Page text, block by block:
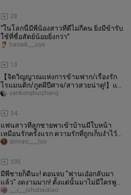
28
“ในโลกนี้มีพี่น้องสาวที่ดีไม่กี่คน ยิ่งมีข้ารับ
ใช้ที่ซื่อสัตย์น้อยยิ่งกว่า”
10
haoaik___uya
【จิตวิญญาณแห่งการข้ามฟาก/เรื่องรัก
โรแมนติก/ภูตผีปีศาจ/สาวสวยน่าดู!】แค่
พูดถึงเรื่องรักโรแมนติก ไม่เกี
34
yankonghuizhang
แฟนสาวที่ลูกชายพาเข้าบ้านมีใบหน้า
เหมือนรักครั้งแรก ความรักที่ถูกเก็บงำไว้
สิบแปดปีจะกลับมาลุกโชนอีกคร
335
qimiao____luo
มีพี่ชายก็ดีนะ! ตอนจบ "ฟานเอ๋อกลับมา
แล้ว" งดงามมาก! ตั้งแต่นั้นมาไม่มีใครพูด
ได้ว่าตระกูลหลี่สูญพันธุ
___i___ishutiaotiao